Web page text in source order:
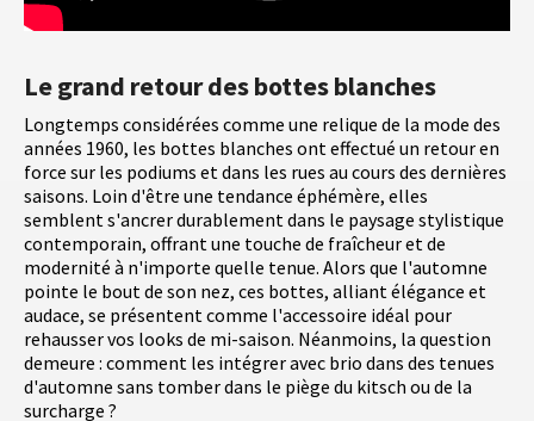
Le grand retour des bottes blanches
Longtemps considérées comme une relique de la mode des
années 1960, les bottes blanches ont effectué un retour en
force sur les podiums et dans les rues au cours des dernières
saisons. Loin d'être une tendance éphémère, elles
semblent s'ancrer durablement dans le paysage stylistique
contemporain, offrant une touche de fraîcheur et de
modernité à n'importe quelle tenue. Alors que l'automne
pointe le bout de son nez, ces bottes, alliant élégance et
audace, se présentent comme l'accessoire idéal pour
rehausser vos looks de mi-saison. Néanmoins, la question
demeure : comment les intégrer avec brio dans des tenues
d'automne sans tomber dans le piège du kitsch ou de la
surcharge ?